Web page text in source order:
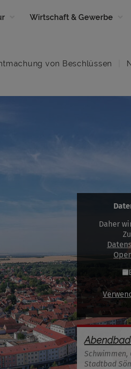
Wirtschaft & Gewerbe
von Beschlüssen
Daher
Schwimmen,
Stadtbad